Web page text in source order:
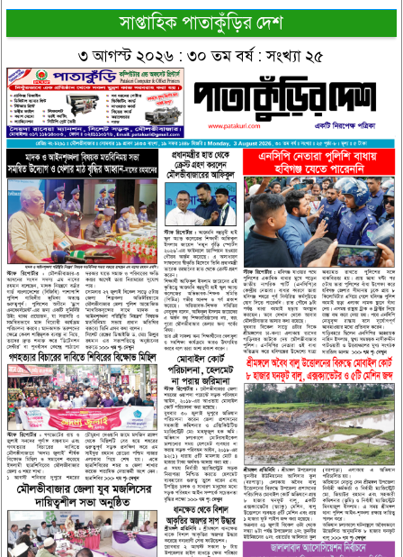
সাপ্তাহিক পাতাকুঁড়ির দেশ
৩ আগস্ট ২০২৬ : ৩০ তম বর্ষ : সংখ্যা ২৫